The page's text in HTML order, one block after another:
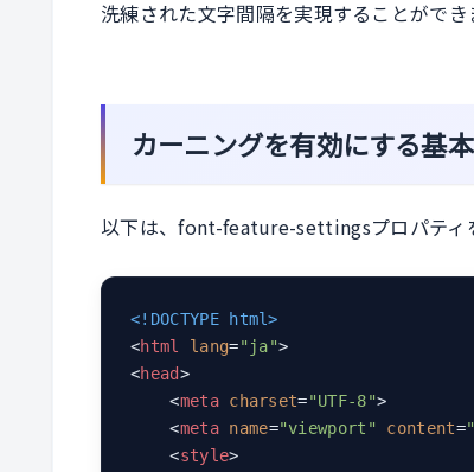
洗練された文字間隔を実現することができ
カーニングを有効にする基
以下は、font-feature-settingsプロパティ
<!DOCTYPE html>
<html lang="ja">
<head>
<meta charset="UTF-8">
<meta name="viewport" content=
<style>